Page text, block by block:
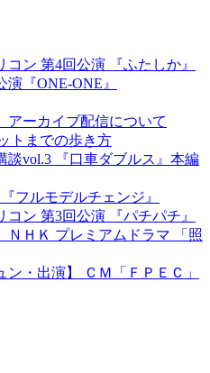
コン 第4回公演 『ふたしか』
『ONE-ONE』
アーカイブ配信について
トまでの歩き方
談vol.3 『口車ダブルス』本編
フルモデルチェンジ』
コン 第3回公演 『パチパチ』
ＮＨＫ プレミアムドラマ 「照
ン・出演】 ＣＭ「ＦＰＥＣ」